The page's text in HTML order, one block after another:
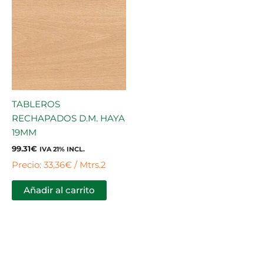
TABLEROS
RECHAPADOS D.M. HAYA
19MM
99.31€ IVA 21% INCL.
Precio: 33,36€ / Mtrs.2
Añadir al carrito